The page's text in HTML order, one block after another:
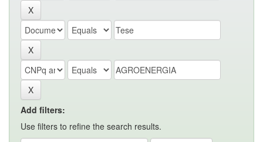
Add filters:
Use filters to refine the search results.